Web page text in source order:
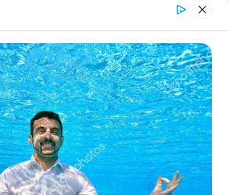
Εύβοια: Ένα κρυμμένο
χωριό μέσα στα χιόνια
13.03.2026, 10:49
Ο άγνωστος καταρράκτης
της Εύβοιας, μοιάζει
ψεύτικος